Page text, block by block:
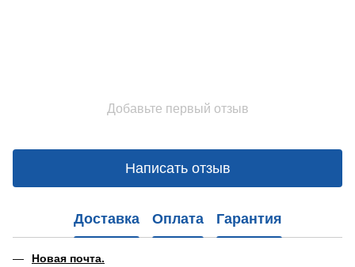
Добавьте первый отзыв
Написать отзыв
Доставка Оплата Гарантия
Новая почта.